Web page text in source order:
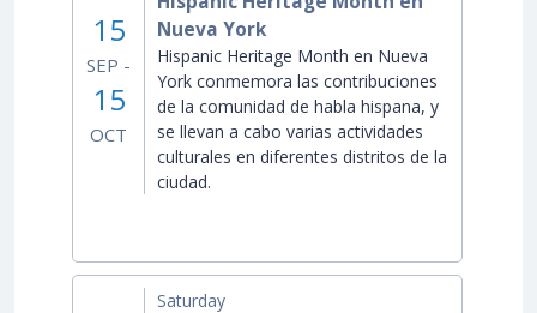
15
SEP -
15
OCT
Nueva York
Hispanic Heritage Month en Nueva
York conmemora las contribuciones
de la comunidad de habla hispana, y
se llevan a cabo varias actividades
culturales en diferentes distritos de la
ciudad.
Saturday